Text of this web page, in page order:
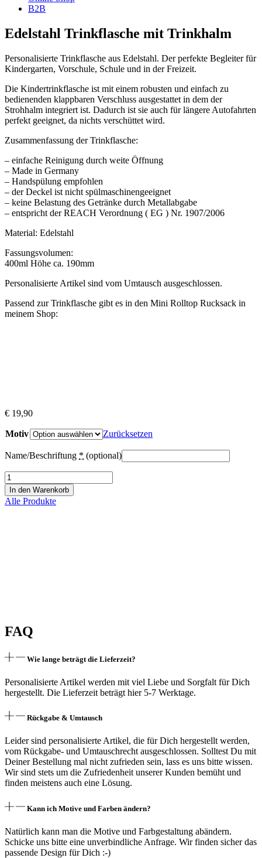
B2B
Edelstahl Trinkflasche mit Trinkhalm
Personalisierte Trinkflasche aus Edelstahl. Der perfekte Begleiter für
Kindergarten, Vorschule, Schule und in der Freizeit.
Die Kindertrinkflasche ist mit einem robusten und einfach zu
bedienenden klappbaren Verschluss ausgestattet in dem der
Strohhalm integriert ist. Dadurch ist sie auch für längere Autofahrten
perfekt geeignet, da nichts verschüttet wird.
Zusammenfassung der Trinkflasche:
– einfache Reinigung durch weite Öffnung
– Made in Germany
– Handspülung empfohlen
– der Deckel ist nicht spülmaschinengeeignet
– keine Belastung des Getränke durch Metallabgabe
– entspricht der REACH Verordnung ( EG ) Nr. 1907/2006
Material: Edelstahl
Fassungsvolumen:
400ml Höhe ca. 190mm
Personalisierte Artikel sind vom Umtausch ausgeschlossen.
Passend zur Trinkflasche gibt es in den Mini Rolltop Rucksack in
meinem Shop:
€ 19,90
Motiv Zurücksetzen
Name/Beschriftung * (optional)
Edelstahl
Trinkflasche
mit
Trinkhalm
In den Warenkorb
Alle Produkte
FAQ
Wie lange beträgt die Lieferzeit?
Personalisierte Artikel werden mit viel Liebe und Sorgfalt für Dich
hergestellt. Die Lieferzeit beträgt hier 5-7 Werktage.
Rückgabe & Umtausch
Leider sind personalisierte Artikel, die für Dich hergestellt werden,
vom Rückgabe- und Umtauschrecht ausgeschlossen. Solltest Du mit
Deiner Bestellung mal nicht zufrieden sein, lass es uns bitte wissen.
Wir sind stets um die Zufriedenheit unserer Kunden bemüht und
finden meistens auch eine Lösung.
Kann ich Motive und Farben ändern?
Natürlich kann man die Motive und Farbgestaltung abändern.
Schicke uns bitte eine unverbindliche Anfrage. Wir finden sicher das
passende Design für Dich :-)